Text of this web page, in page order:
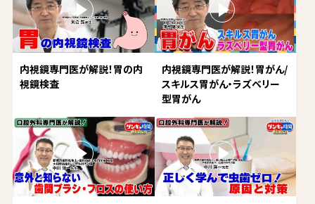
内視鏡専門医が解説！胃の内
視鏡検査
内視鏡専門医が解説！胃がん/
スキルス胃がん・ラズベリー
型胃がん